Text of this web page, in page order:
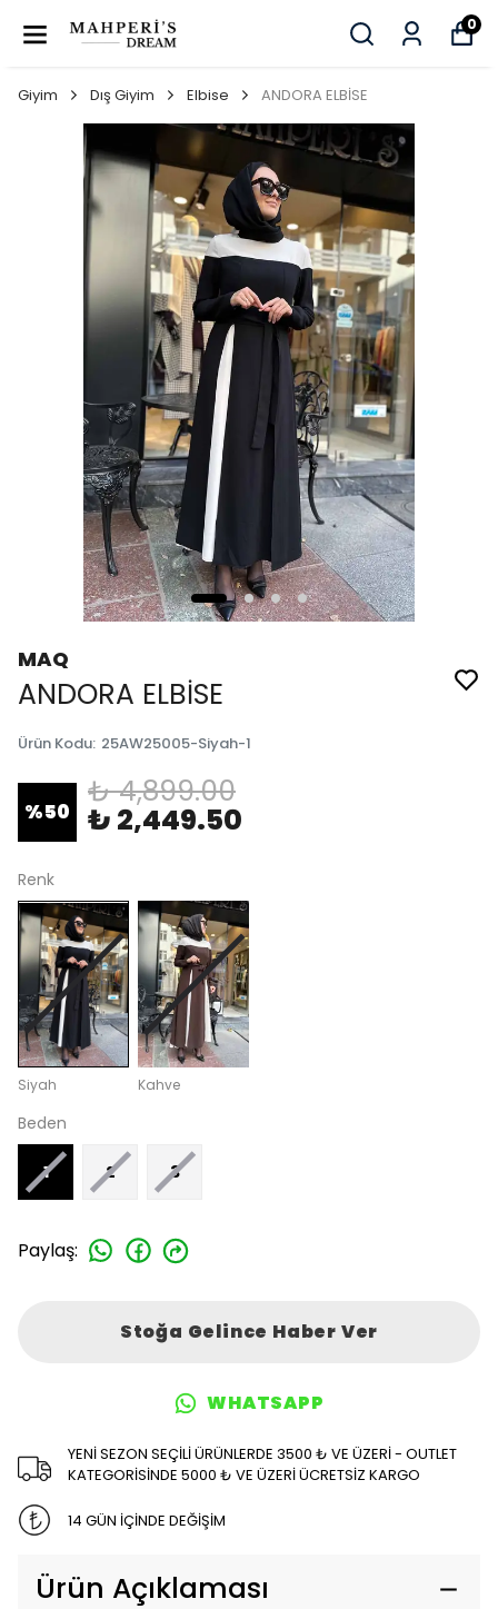
0
Giyim Dış Giyim Elbise ANDORA ELBİSE
MAQ
ANDORA ELBİSE
Ürün Kodu: 25AW25005-Siyah-1
%50
₺ 4,899.00
₺ 2,449.50
Renk
Siyah Kahve
Beden
1 2 3
Paylaş:
Stoğa Gelince Haber Ver
WHATSAPP
YENİ SEZON SEÇİLİ ÜRÜNLERDE 3500 ₺ VE ÜZERİ - OUTLET
KATEGORİSİNDE 5000 ₺ VE ÜZERİ ÜCRETSİZ KARGO
14 GÜN İÇİNDE DEĞİŞİM
Ürün Açıklaması